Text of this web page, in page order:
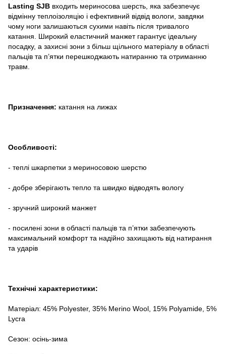
Lasting SJB входить мериносова шерсть, яка забезпечує
відмінну теплоізоляцію і ефективний відвід вологи, завдяки
чому ноги залишаються сухими навіть після тривалого
катання. Широкий еластичний манжет гарантує ідеальну
посадку, а захисні зони з більш щільного матеріалу в області
пальців та п’ятки перешкоджають натиранню та отриманню
травм.
Призначення: катання на лижах
Особливості:
- теплі шкарпетки з мериносовою шерстю
- добре зберігають тепло та швидко відводять вологу
- зручний широкий манжет
- посилені зони в області пальців та п’ятки забезпечують
максимальний комфорт та надійно захищають від натирання
та ударів
Технічні характеристики:
Матеріал: 45% Polyester, 35% Merino Wool, 15% Polyamide, 5%
Lycra
Сезон: осінь-зима